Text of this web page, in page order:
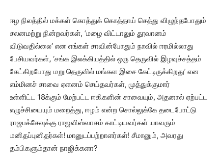
ஈழ நிலத்தில் மக்கள் கொத்துக் கொத்தாய் செத்து விழுந்தபோதும்
சலனமற்று நின்றவர்கள், ‘மழை விட்டாலும் தூவானம்
விடுவதில்லை’ என எங்கள் சாவின்போதும் நாவில் ஈரமில்லாது
பேசியவர்கள், ‘சங்க இலக்கியத்தில் ஒரு தெருவில் இழவுச்சத்தம்
கேட்கிறபோது மறு தெருவில் மங்கள இசை கேட்டிருக்கிறது’ என
எம்மினச் சாவை ஏளனம் செய்தவர்கள், முத்துக்குமார்
உள்ளிட்ட 18க்கும் மேற்பட்ட ஈகிகளின் சாவையும், அதனால் ஏற்பட்ட
எழுச்சியையும் மறைத்து, ஈழம் என்ற சொல்லுக்கே தடைபோட்டு
ராஜபக்சேவுக்கு ராஜவிஸ்வாசம் காட்டியவர்கள் யாவரும்
மனிதப்புனிதர்கள்! மானுடப்பற்றாளர்கள்! சீமானும், அவரது
தம்பிகளும்தான் நாஜிக்களா?